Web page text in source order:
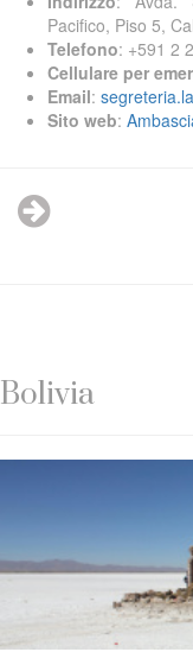
Pacifico, Piso 5,
Telefono: +591 2
Cellulare per
Email:
Sito web:
Bolivia